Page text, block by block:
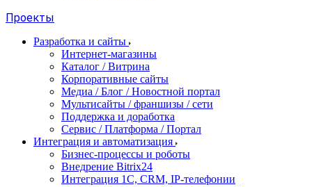
Проекты
Разработка и сайты
Интернет-магазины
Каталог / Витрина
Корпоративные сайты
Медиа / Блог / Новостной портал
Мультисайты / франшизы / сети
Поддержка и доработка
Сервис / Платформа / Портал
Интеграция и автоматизация
Бизнес-процессы и роботы
Внедрение Bitrix24
Интеграция 1С, CRM, IP-телефонии